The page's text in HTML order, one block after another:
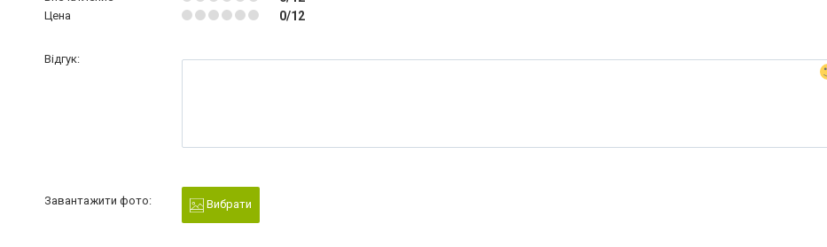
Цена 0/12
Відгук:
Завантажити фото: Вибрати